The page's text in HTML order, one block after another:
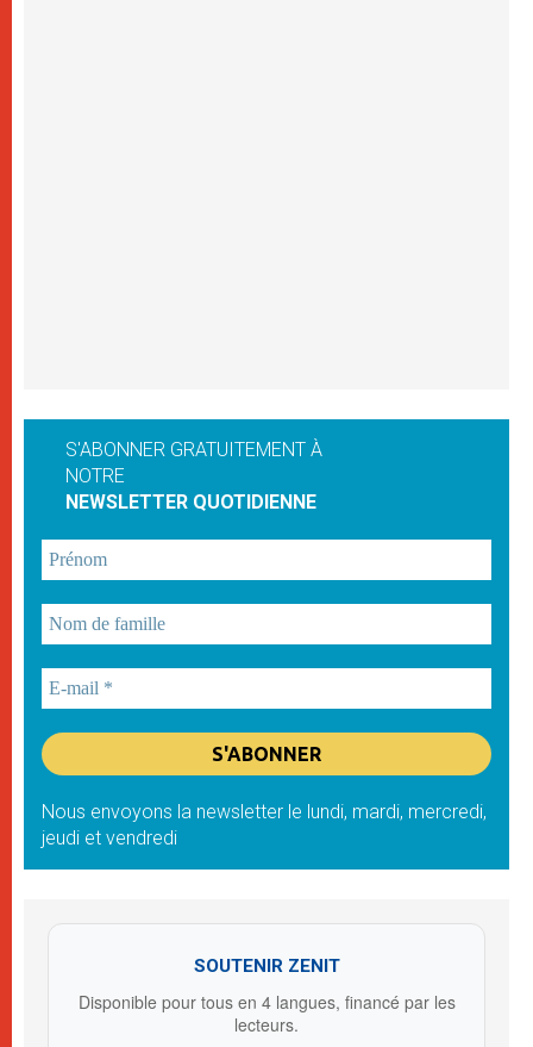
S'ABONNER GRATUITEMENT À
NOTRE
NEWSLETTER QUOTIDIENNE
Nous envoyons la newsletter le lundi, mardi, mercredi,
jeudi et vendredi
SOUTENIR ZENIT
Disponible pour tous en 4 langues, financé par les
lecteurs.